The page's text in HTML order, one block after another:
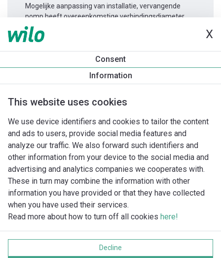
X
Consent
Information
This website uses cookies
We use device identifiers and cookies to tailor the content
and ads to users, provide social media features and
analyze our traffic. We also forward such identifiers and
other information from your device to the social media and
advertising and analytics companies we cooperates with.
These in turn may combine the information with other
information you have provided or that they have collected
when you have used their services.
Read more about how to turn off all cookies here!
Decline
Mogelijke aanpassing van installatie, vervangende
pomp heeft overeenkomstige verbindingsdiameter.
Productinformatie
Rexa FIT-S03-112A/21T011-540/O
Imprint
Gegevensbescherming